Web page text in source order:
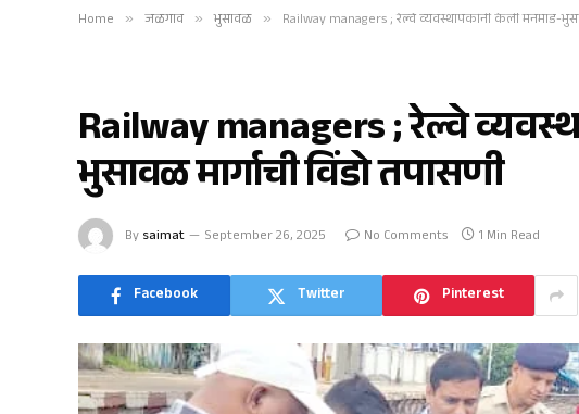
Home » जळगाव » भुसावळ » Railway managers ; रेल्वे व्यवस्थापकांनी केली मनमाड-
Railway managers ; रेल्वे
भुसावळ मार्गाची विंडो तपासणी
By saimat September 26, 2025 No Comments 1 Min Read
Facebook Twitter Pinterest